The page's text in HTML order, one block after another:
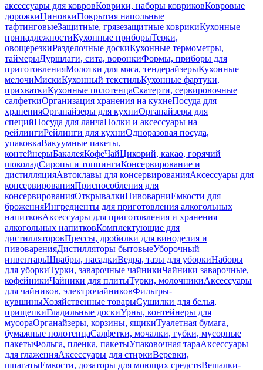
аксессуары для ковровКоврики, наборы ковриковКовровые
дорожкиЦиновкиПокрытия напольные
тафтинговыеЗащитные, грязезащитные коврикиКухонные
принадлежностиКухонные приборыТерки,
овощерезкиРазделочные доскиКухонные термометры,
таймерыДуршлаги, сита, воронкиФормы, приборы для
приготовленияМолотки для мяса, тендерайзерыКухонные
мелочиМискиКухонный текстильКухонные фартуки,
прихваткиКухонные полотенцаСкатерти, сервировочные
салфеткиОрганизация хранения на кухнеПосуда для
храненияОрганайзеры для кухниОрганайзеры для
специйПосуда для ланчаПолки и аксессуары на
рейлингиРейлинги для кухниОдноразовая посуда,
упаковкаВакуумные пакеты,
контейнерыБакалеяКофеЧайЦикорий, какао, горячий
шоколадСиропы и топпингиКонсервирование и
дистилляцияАвтоклавы для консервированияАксессуары для
консервированияПриспособления для
консервированияОткрывалкиПивоварниЕмкости для
броженияИнгредиенты для приготовления алкогольных
напитковАксессуары для приготовления и хранения
алкогольных напитковКомплектующие для
дистилляторовПрессы, дробилки для виноделия и
пивоваренияДистилляторы бытовыеУборочный
инвентарьШвабры, насадкиВедра, тазы для уборкиНаборы
для уборкиТурки, заварочные чайникиЧайники заварочные,
кофейникиЧайники для плитыТурки, молочникиАксессуары
для чайников, электрочайниковФильтры-
кувшиныХозяйственные товарыСушилки для белья,
прищепкиГладильные доскиУрны, контейнеры для
мусораОрганайзеры, корзины, ящикиТуалетная бумага,
бумажные полотенцаСалфетки, мочалки, губки, мусорные
пакетыФольга, пленка, пакетыУпаковочная тараАксессуары
для глаженияАксессуары для стиркиВеревки,
шпагатыЕмкости, дозаторы для моющих средствВешалки-